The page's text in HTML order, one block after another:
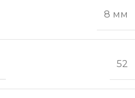
8 мм
52